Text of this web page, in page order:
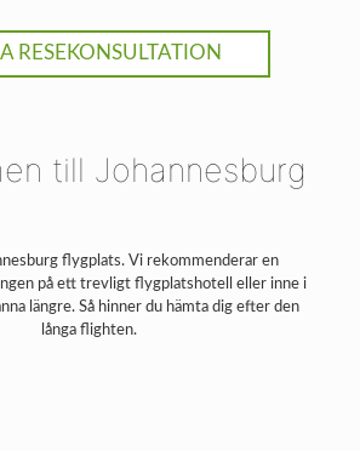
RESEKONSULTATION
till Johannesburg
flygplats. Vi rekommenderar en
på ett trevligt flygplatshotell eller inne i
längre. Så hinner du hämta dig efter den
långa flighten.